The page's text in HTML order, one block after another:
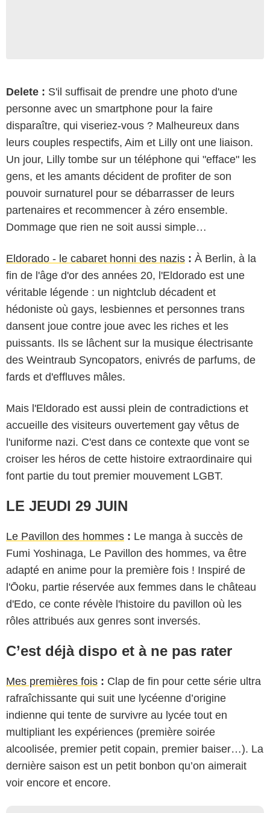
Delete : S'il suffisait de prendre une photo d'une
personne avec un smartphone pour la faire
disparaître, qui viseriez-vous ? Malheureux dans
leurs couples respectifs, Aim et Lilly ont une liaison.
Un jour, Lilly tombe sur un téléphone qui "efface" les
gens, et les amants décident de profiter de son
pouvoir surnaturel pour se débarrasser de leurs
partenaires et recommencer à zéro ensemble.
Dommage que rien ne soit aussi simple…
Eldorado - le cabaret honni des nazis : À Berlin, à la
fin de l'âge d'or des années 20, l'Eldorado est une
véritable légende : un nightclub décadent et
hédoniste où gays, lesbiennes et personnes trans
dansent joue contre joue avec les riches et les
puissants. Ils se lâchent sur la musique électrisante
des Weintraub Syncopators, enivrés de parfums, de
fards et d'effluves mâles.
Mais l'Eldorado est aussi plein de contradictions et
accueille des visiteurs ouvertement gay vêtus de
l'uniforme nazi. C'est dans ce contexte que vont se
croiser les héros de cette histoire extraordinaire qui
font partie du tout premier mouvement LGBT.
LE JEUDI 29 JUIN
Le Pavillon des hommes : Le manga à succès de
Fumi Yoshinaga, Le Pavillon des hommes, va être
adapté en anime pour la première fois ! Inspiré de
l'Ōoku, partie réservée aux femmes dans le château
d'Edo, ce conte révèle l'histoire du pavillon où les
rôles attribués aux genres sont inversés.
C’est déjà dispo et à ne pas rater
Mes premières fois : Clap de fin pour cette série ultra
rafraîchissante qui suit une lycéenne d’origine
indienne qui tente de survivre au lycée tout en
multipliant les expériences (première soirée
alcoolisée, premier petit copain, premier baiser…). La
dernière saison est un petit bonbon qu’on aimerait
voir encore et encore.